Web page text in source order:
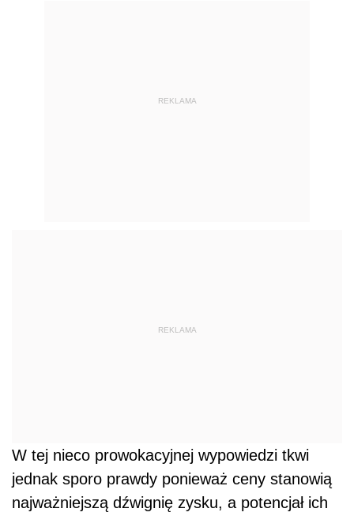
REKLAMA
REKLAMA
W tej nieco prowokacyjnej wypowiedzi tkwi
jednak sporo prawdy ponieważ ceny stanowią
najważniejszą dźwignię zysku, a potencjał ich